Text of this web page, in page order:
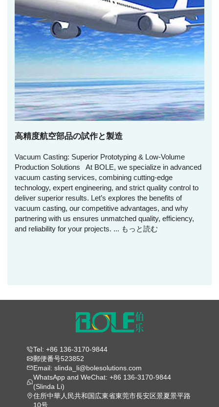
高精度航空部品の試作と製造
Vacuum Casting: Superior Prototyping & Low-Volume
Production Solutions At BOLE, we specialize in advanced
vacuum casting services, combining cutting-edge
technology, expert engineering, and strict quality control to
deliver superior results. Let’s explores the benefits of
vacuum casting, our competitive advantages, and why
partnering with us ensures unmatched quality, efficiency,
and reliability for your projects. ... もっと読む
Tel: +86 136-3170-9844
郵便番号523852
Email: slinda_li@bolesolutions.com
WhatsApp and WeChat: +86 136-3170-9844
(Slinda Li)
住所中華人民共和国広東省東莞市長安区景夏景平路
10号